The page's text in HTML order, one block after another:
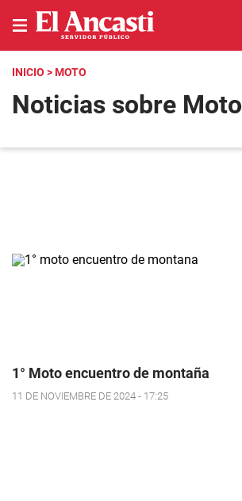
INICIO > MOTO
Noticias sobre Moto
1° Moto encuentro de montaña
11 DE NOVIEMBRE DE 2024 - 17:25